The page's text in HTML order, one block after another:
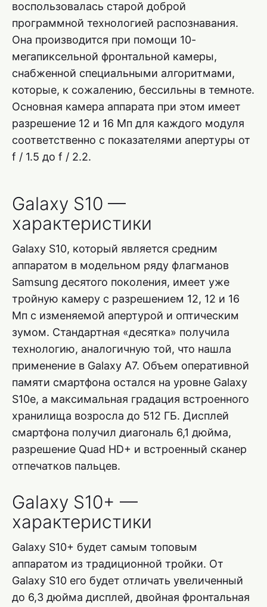
воспользовалась старой доброй
программной технологией распознавания.
Она производится при помощи 10-
мегапиксельной фронтальной камеры,
снабженной специальными алгоритмами,
которые, к сожалению, бессильны в темноте.
Основная камера аппарата при этом имеет
разрешение 12 и 16 Мп для каждого модуля
соответственно с показателями апертуры от
f / 1.5 до f / 2.2.
Galaxy S10 —
характеристики
Galaxy S10, который является средним
аппаратом в модельном ряду флагманов
Samsung десятого поколения, имеет уже
тройную камеру с разрешением 12, 12 и 16
Мп с изменяемой апертурой и оптическим
зумом. Стандартная «десятка» получила
технологию, аналогичную той, что нашла
применение в Galaxy A7. Объем оперативной
памяти смартфона остался на уровне Galaxy
S10e, а максимальная градация встроенного
хранилища возросла до 512 ГБ. Дисплей
смартфона получил диагональ 6,1 дюйма,
разрешение Quad HD+ и встроенный сканер
отпечатков пальцев.
Galaxy S10+ —
характеристики
Galaxy S10+ будет самым топовым
аппаратом из традиционной тройки. От
Galaxy S10 его будет отличать увеличенный
до 6,3 дюйма дисплей, двойная фронтальная